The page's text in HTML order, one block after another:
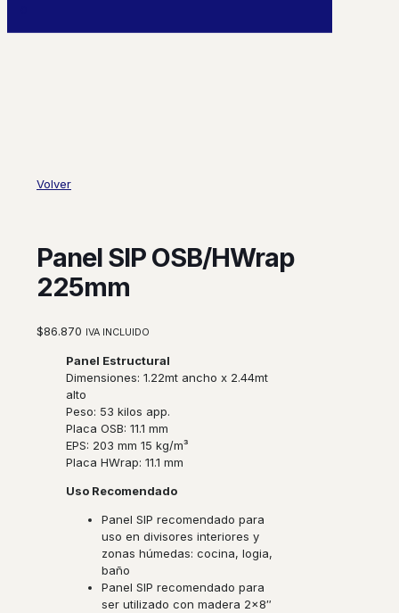
Volver
Panel SIP OSB/HWrap
225mm
$86.870 IVA INCLUIDO
Panel Estructural
Dimensiones: 1.22mt ancho x 2.44mt
alto
Peso: 53 kilos app.
Placa OSB: 11.1 mm
EPS: 203 mm 15 kg/m³
Placa HWrap: 11.1 mm
Uso Recomendado
Panel SIP recomendado para
uso en divisores interiores y
zonas húmedas: cocina, logia,
baño
Panel SIP recomendado para
ser utilizado con madera 2×8″